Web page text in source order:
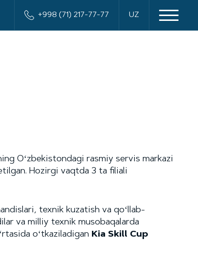
+998 (71) 217-77-77 UZ
Oʻzbekistondagi rasmiy servis markazi
Hozirgi vaqtda 3 ta filiali
texnik kuzatish va qoʻllab-
va milliy texnik musobaqalarda
oʻtkaziladigan Kia Skill Cup